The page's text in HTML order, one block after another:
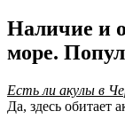
Наличие и
море.
Есть ли акулы в
Да, здесь обитает